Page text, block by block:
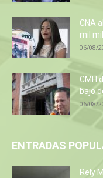
CNA
mil
06/08/
CMH
bajo
06/08/
ENTRADAS
Rely